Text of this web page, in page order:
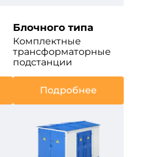
Блочного типа
Комплектные
трансформаторные
подстанции
Подробнее